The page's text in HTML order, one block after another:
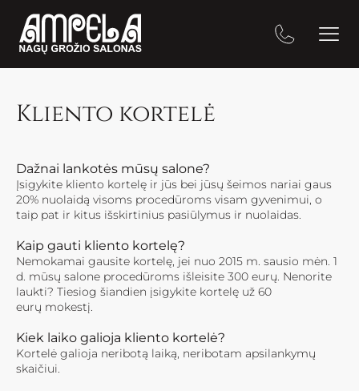
Kliento kortelė
Dažnai lankotės mūsų salone?
Įsigykite kliento kortelę ir jūs bei jūsų šeimos nariai gaus
20% nuolaidą visoms procedūroms visam gyvenimui, o
taip pat ir kitus išskirtinius pasiūlymus ir nuolaidas.
Kaip gauti kliento kortelę?
Nemokamai gausite kortelę, jei nuo 2015 m. sausio mėn. 1
d. mūsų salone procedūroms išleisite 300 eurų. Nenorite
laukti? Tiesiog šiandien įsigykite kortelę už 60
eurų mokestį.
Kiek laiko galioja kliento kortelė?
Kortelė galioja neribotą laiką, neribotam apsilankymų
skaičiui.